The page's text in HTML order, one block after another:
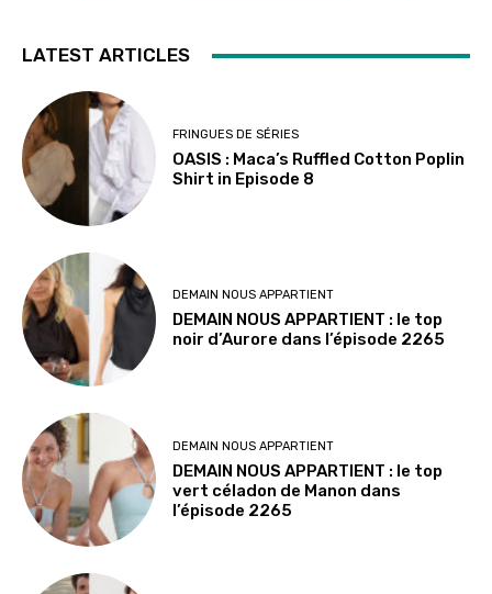
LATEST ARTICLES
FRINGUES DE SÉRIES
OASIS : Maca’s Ruffled Cotton Poplin
Shirt in Episode 8
DEMAIN NOUS APPARTIENT
DEMAIN NOUS APPARTIENT : le top
noir d’Aurore dans l’épisode 2265
DEMAIN NOUS APPARTIENT
DEMAIN NOUS APPARTIENT : le top
vert céladon de Manon dans
l’épisode 2265